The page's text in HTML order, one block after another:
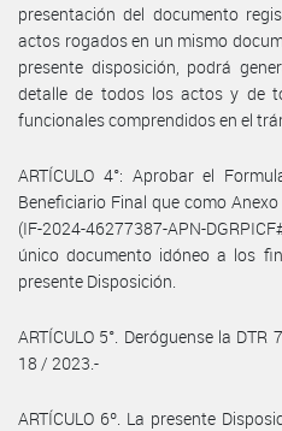
presentación del documento
actos rogados en un mismo
presente disposición, podrá
detalle de todos los actos y de
funcionales comprendidos en el
ARTÍCULO 4°: Aprobar el
Beneficiario Final que como
(IF-2024-46277387-APN-
único documento idóneo a los
presente Disposición.
ARTÍCULO 5°. Deróguense la
18 / 2023.-
ARTÍCULO 6º. La presente